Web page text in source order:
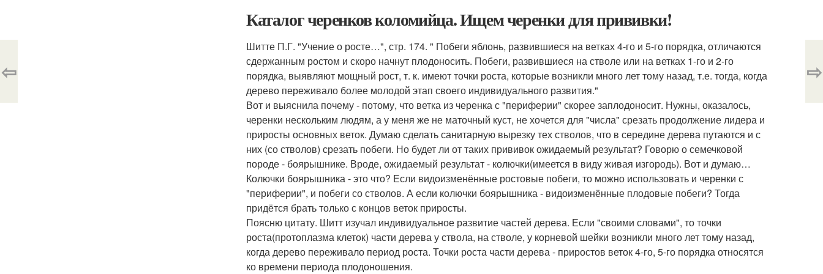
Каталог черенков коломийца. Ищем черенки для прививки!
Шитте П.Г. "Учение о росте…", стр. 174. " Побеги яблонь, развившиеся на ветках 4-го и 5-го порядка, отличаются
сдержанным ростом и скоро начнут плодоносить. Побеги, развившиеся на стволе или на ветках 1-го и 2-го
порядка, выявляют мощный рост, т. к. имеют точки роста, которые возникли много лет тому назад, т.е. тогда, когда
дерево переживало более молодой этап своего индивидуального развития."
Вот и выяснила почему - потому, что ветка из черенка с "периферии" скорее заплодоносит. Нужны, оказалось,
черенки нескольким людям, а у меня же не маточный куст, не хочется для "числа" срезать продолжение лидера и
приросты основных веток. Думаю сделать санитарную вырезку тех стволов, что в середине дерева путаются и с
них (со стволов) срезать побеги. Но будет ли от таких прививок ожидаемый результат? Говорю о семечковой
породе - боярышнике. Вроде, ожидаемый результат - колючки(имеется в виду живая изгородь). Вот и думаю…
Колючки боярышника - это что? Если видоизменённые ростовые побеги, то можно использовать и черенки с
"периферии", и побеги со стволов. А если колючки боярышника - видоизменённые плодовые побеги? Тогда
придётся брать только с концов веток приросты.
Поясню цитату. Шитт изучал индивидуальное развитие частей дерева. Если "своими словами", то точки
роста(протоплазма клеток) части дерева у ствола, на стволе, у корневой шейки возникли много лет тому назад,
когда дерево переживало период роста. Точки роста части дерева - приростов веток 4-го, 5-го порядка относятся
ко времени периода плодоношения.
⇦ ⇨